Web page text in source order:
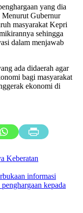
yang dia
Gubernur
masyarakat Kepri
sehingga
dalam menjawab
ada didaerah agar
bagi masyarakat
ekonomi di
Keberatan
informasi
kepada